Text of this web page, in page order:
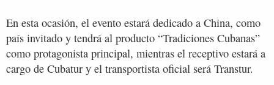
En esta ocasión, el evento estará dedicado a China, como
país invitado y tendrá al producto “Tradiciones Cubanas”
como protagonista principal, mientras el receptivo estará a
cargo de Cubatur y el transportista oficial será Transtur.